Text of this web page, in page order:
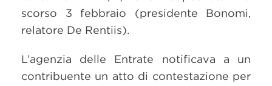
scorso 3 febbraio (presidente Bonomi,
relatore De Rentiis).
L’agenzia delle Entrate notificava a un
contribuente un atto di contestazione per